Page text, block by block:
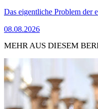
Das eigentliche Problem der
08.08.2026
MEHR AUS DIESEM